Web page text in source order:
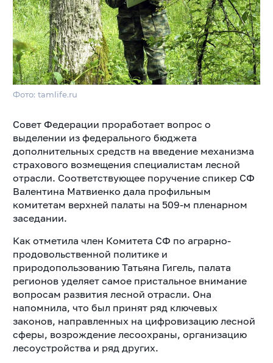
Фото: tamlife.ru
Совет Федерации проработает вопрос о
выделении из федерального бюджета
дополнительных средств на введение механизма
страхового возмещения специалистам лесной
отрасли. Соответствующее поручение спикер СФ
Валентина Матвиенко дала профильным
комитетам верхней палаты на 509-м пленарном
заседании.
Как отметила член Комитета СФ по аграрно-
продовольственной политике и
природопользованию Татьяна Гигель, палата
регионов уделяет самое пристальное внимание
вопросам развития лесной отрасли. Она
напомнила, что был принят ряд ключевых
законов, направленных на цифровизацию лесной
сферы, возрождение лесоохраны, организацию
лесоустройства и ряд других.